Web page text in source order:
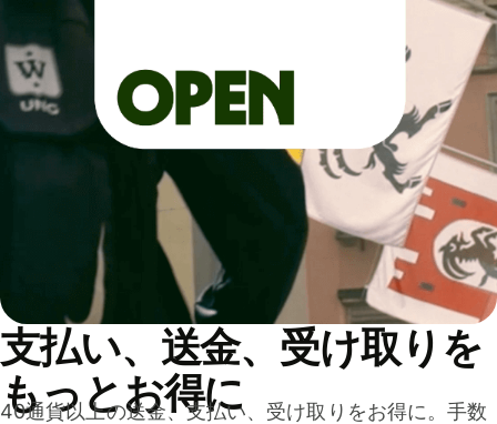
支払い、送金、受け取りを
もっとお得に
40通貨以上の送金、支払い、受け取りをお得に。手数